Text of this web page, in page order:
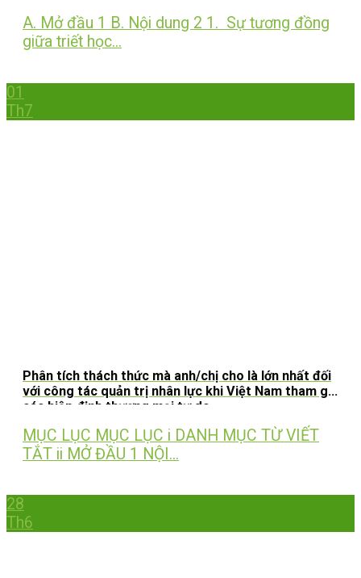
A. Mở đầu 1 B. Nội dung 2 1. Sự tương đồng
giữa triết học...
01
Th7
Phân tích thách thức mà anh/chị cho là lớn nhất đối
với công tác quản trị nhân lực khi Việt Nam tham gia
các hiệp định thương mại tự do
MỤC LỤC MỤC LỤC i DANH MỤC TỪ VIẾT
TẮT ii MỞ ĐẦU 1 NỘI...
28
Th6